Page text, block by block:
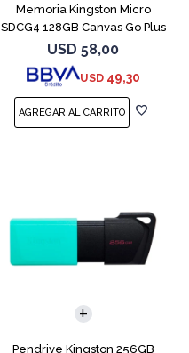
Memoria Kingston Micro
SDCG4 128GB Canvas Go Plus
V30
USD 58,00
USD 49,30
Pendrive Kingston 256GB